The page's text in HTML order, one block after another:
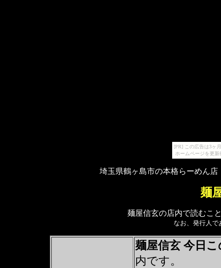
[PR] この広告は3ヶ
ホームページを更
埼玉県鶴ヶ島市の本格らーめん
麺
麺屋信玄の店内で読むこ
なお、発行人
麺屋信玄 今日
内です。